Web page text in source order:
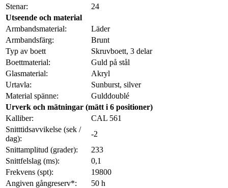
Stenar:
24
Utseende och material
Armbandsmaterial:
Läder
Armbandsfärg:
Brunt
Typ av boett
Skruvboett, 3 delar
Boettmaterial:
Guld på stål
Glasmaterial:
Akryl
Urtavla:
Sunburst, silver
Material spänne:
Gulddoublé
Urverk och mätningar (mätt i 6 positioner)
Kalliber:
CAL 561
Snitttidsavvikelse (sek /
dag):
-2
Snittamplitud (grader):
233
Snittfelslag (ms):
0,1
Frekvens (spt):
19800
Angiven gångreserv*:
50 h